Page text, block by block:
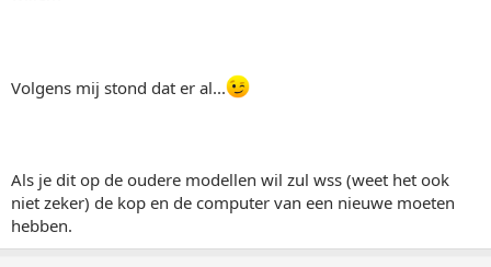
Volgens mij stond dat er al...
Als je dit op de oudere modellen wil zul wss (weet het ook
niet zeker) de kop en de computer van een nieuwe moeten
hebben.